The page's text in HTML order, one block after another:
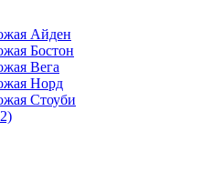
Айден
Бостон
Вега
Норд
Стоуби